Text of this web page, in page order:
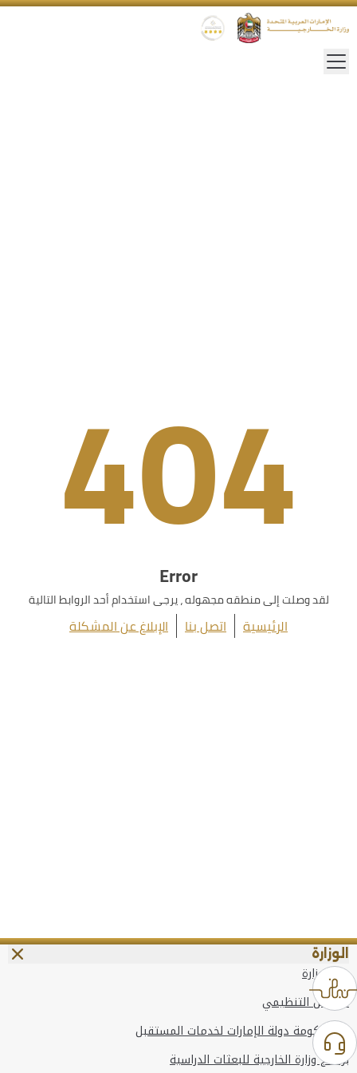
404
Error
لقد وصلت إلى منطقه مجهوله ، يرجى استخدام أحد الروابط التالية
الرئيسية اتصل بنا الإبلاغ عن المشكلة
الوزارة
عن الوزارة
الهيكل التنظيمي
وعد حكومة دولة الإمارات لخدمات المستقبل
برنامج وزارة الخارجية للبعثات الدراسية